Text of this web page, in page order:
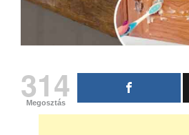
314
Megosztás